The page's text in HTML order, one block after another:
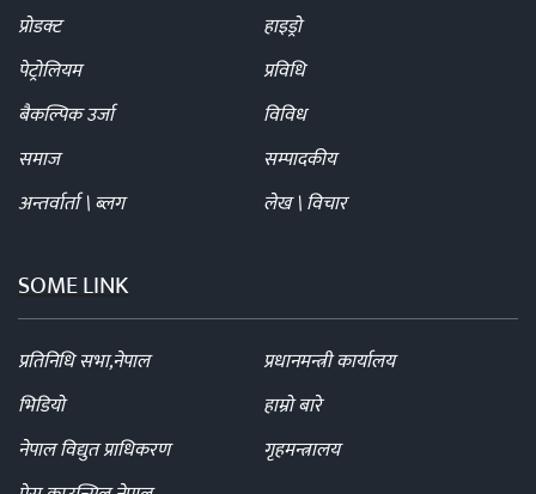
प्रोडक्ट
हाइड्रो
पेट्रोलियम
प्रविधि
बैकल्पिक उर्जा
विविध
समाज
सम्पादकीय
अन्तर्वार्ता \ ब्लग
लेख \ विचार
SOME LINK
प्रतिनिधि सभा,नेपाल
प्रधानमन्त्री कार्यालय
भिडियो
हाम्रो बारे
नेपाल विद्युत प्राधिकरण
गृहमन्त्रालय